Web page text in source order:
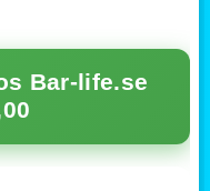
Bar-life.se